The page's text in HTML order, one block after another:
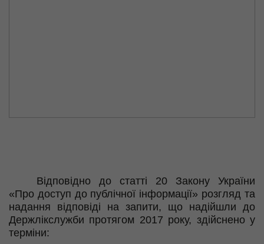
Відповідно до статті 20 Закону України
«Про доступ до публічної інформації» розгляд та
надання відповіді на запити, що надійшли до
Держлікслужби протягом 2017 року, здійснено у
терміни: